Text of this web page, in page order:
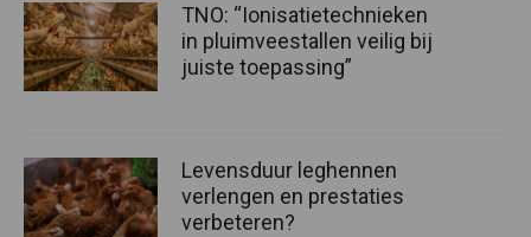
TNO: “Ionisatietechnieken
in pluimveestallen veilig bij
juiste toepassing”
Levensduur leghennen
verlengen en prestaties
verbeteren?